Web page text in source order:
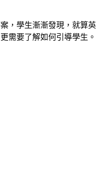
，學生漸漸發現，就算英
需要了解如何引導學生。